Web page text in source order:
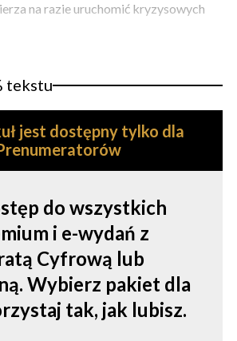
na razie uruchomić kryzysowych
tekstu
jest dostępny tylko dla
do wszystkich
i e-wydań z
Cyfrową lub
Wybierz pakiet dla
tak, jak lubisz.